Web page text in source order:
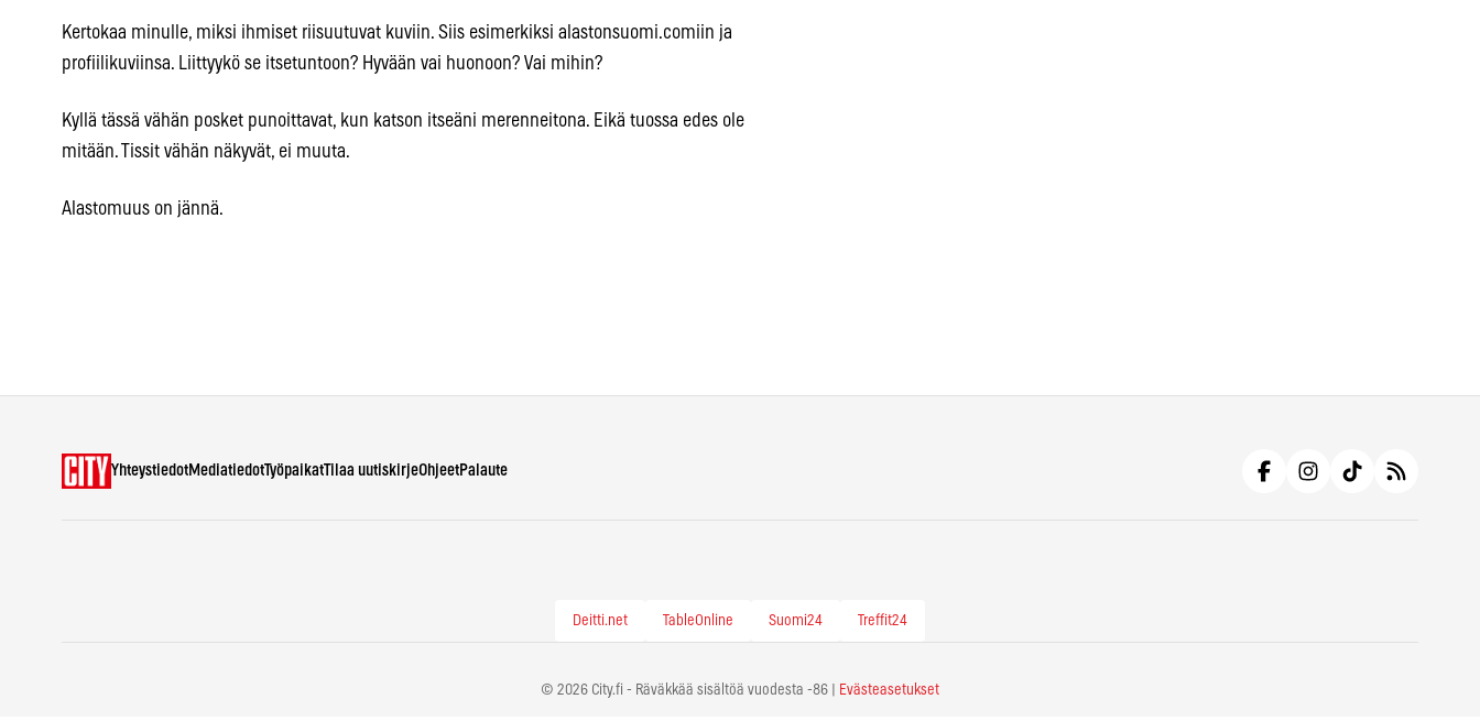
Kertokaa minulle, miksi ihmiset riisuutuvat kuviin. Siis esimerkiksi alastonsuomi.comiin ja
profiilikuviinsa. Liittyykö se itsetuntoon? Hyvään vai huonoon? Vai mihin?
Kyllä tässä vähän posket punoittavat, kun katson itseäni merenneitona. Eikä tuossa edes ole
mitään. Tissit vähän näkyvät, ei muuta.
Alastomuus on jännä.
YhteystiedotMediatiedotTyöpaikatTilaa uutiskirjeOhjeetPalaute
Deitti.net TableOnline Suomi24 Treffit24
© 2026 City.fi - Räväkkää sisältöä vuodesta -86 | Evästeasetukset